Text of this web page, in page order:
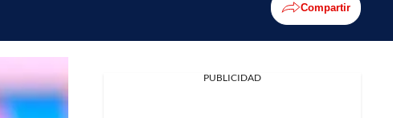
Compartir
PUBLICIDAD